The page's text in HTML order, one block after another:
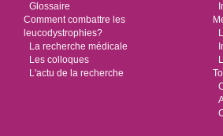
Glossaire
Comment combattre les
leucodystrophies?
La recherche médicale
Les colloques
L'actu de la recherche